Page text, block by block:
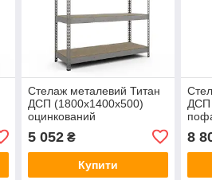
Стелаж металевий Титан
ДСП (1800х1400х500)
оцинкований
5 052₴
Купити
ДСП
8